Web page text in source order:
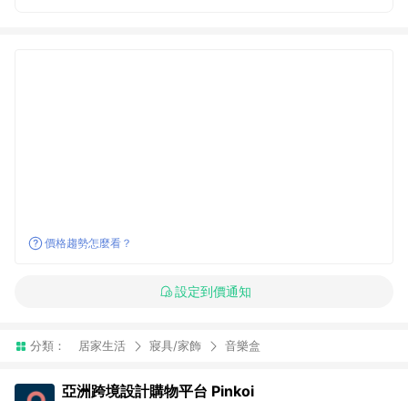
價格趨勢怎麼看？
設定到價通知
分類： 居家生活 寢具/家飾 音樂盒
亞洲跨境設計購物平台 Pinkoi